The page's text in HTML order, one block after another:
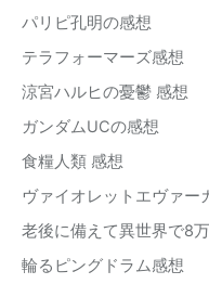
パリピ孔明の感想
テラフォーマーズ感想
涼宮ハルヒの憂鬱 感想
ガンダムUCの感想
食糧人類 感想
ヴァイオレットエヴァー
老後に備えて異世界で8
輪るピングドラム感想